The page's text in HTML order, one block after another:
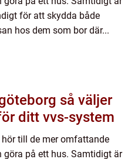
för att skydda både
hos dem som bor där...
så väljer
ditt vvs-system
till de mer omfattande
göra på ett hus. Samtidigt är